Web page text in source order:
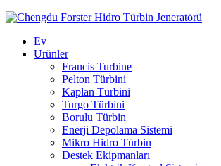
Ev
Ürünler
Francis Turbine
Pelton Türbini
Kaplan Türbini
Turgo Türbini
Borulu Türbin
Enerji Depolama Sistemi
Mikro Hidro Türbin
Destek Ekipmanları